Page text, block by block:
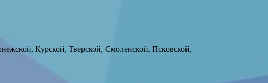
Курской, Тверской, Смоленской, Псковской,